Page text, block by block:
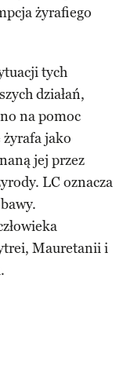
żyrafiego
tych
działań,
na pomoc
jako
jej przez
LC oznacza
Mauretanii i